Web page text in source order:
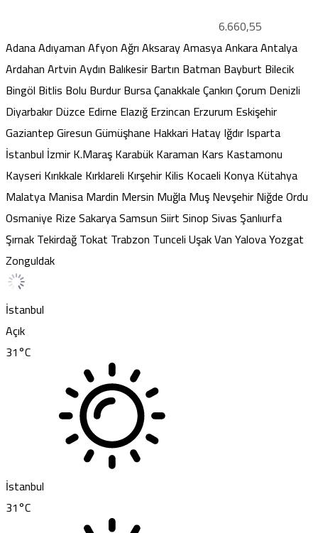
13.779,39
AdanaAdıyamanAfyonAğrıAksarayAmasyaAnkaraAntalya
ArdahanArtvinAydın BalıkesirBartın Batman Bayburt Bilecik
Bingöl Bitlis Bolu BurdurBursaÇanakkaleÇankırıÇorum Denizli
DiyarbakırDüzce Edirne ElazığErzincan Erzurum Eskişehir
GaziantepGiresunGümüşhane Hakkari HatayIğdırIsparta
İstanbul İzmirK.MaraşKarabükKaraman Kars Kastamonu
Kayseri Kırıkkale Kırklareli KırşehirKilis Kocaeli KonyaKütahya
MalatyaManisaMardin Mersin MuğlaMuşNevşehirNiğdeOrdu
Osmaniye RizeSakaryaSamsunSiirtSinopSivasŞanlıurfa
ŞırnakTekirdağTokat Trabzon TunceliUşakVanYalovaYozgat
Zonguldak
İstanbul
Açık
31°C
İstanbul
31°C